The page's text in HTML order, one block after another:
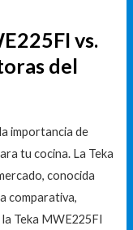
vs.
del
importancia de
tu cocina. La Teka
conocida
comparativa,
Teka MWE225FI